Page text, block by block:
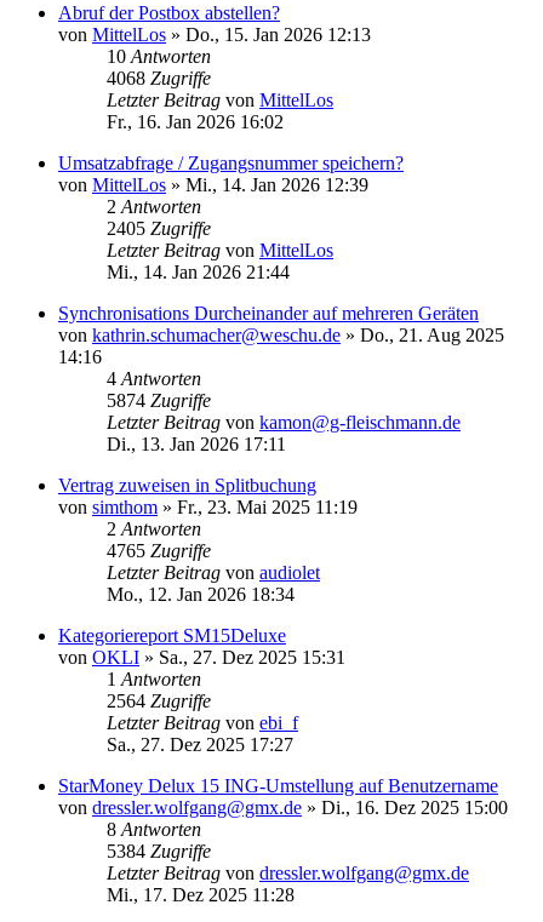
Abruf der Postbox abstellen?
von MittelLos » Do., 15. Jan 2026 12:13
10 Antworten
4068 Zugriffe
Letzter Beitrag von MittelLos
Fr., 16. Jan 2026 16:02
Umsatzabfrage / Zugangsnummer speichern?
von MittelLos » Mi., 14. Jan 2026 12:39
2 Antworten
2405 Zugriffe
Letzter Beitrag von MittelLos
Mi., 14. Jan 2026 21:44
Synchronisations Durcheinander auf mehreren Geräten
von kathrin.schumacher@weschu.de » Do., 21. Aug 2025
14:16
4 Antworten
5874 Zugriffe
Letzter Beitrag von kamon@g-fleischmann.de
Di., 13. Jan 2026 17:11
Vertrag zuweisen in Splitbuchung
von simthom » Fr., 23. Mai 2025 11:19
2 Antworten
4765 Zugriffe
Letzter Beitrag von audiolet
Mo., 12. Jan 2026 18:34
Kategoriereport SM15Deluxe
von OKLI » Sa., 27. Dez 2025 15:31
1 Antworten
2564 Zugriffe
Letzter Beitrag von ebi_f
Sa., 27. Dez 2025 17:27
StarMoney Delux 15 ING-Umstellung auf Benutzername
von dressler.wolfgang@gmx.de » Di., 16. Dez 2025 15:00
8 Antworten
5384 Zugriffe
Letzter Beitrag von dressler.wolfgang@gmx.de
Mi., 17. Dez 2025 11:28